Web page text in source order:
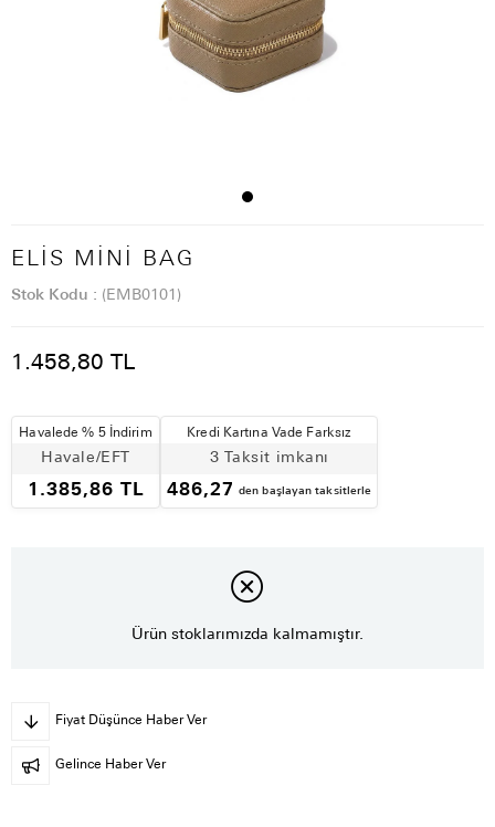
ELIS MINI BAG
Stok Kodu (EMB0101)
1.458,80 TL
Havalede % 5 İndirim
Havale/EFT
1.385,86 TL
Kredi Kartına Vade Farksız
3 Taksit imkanı
486,27 den başlayan taksitlerle
Ürün stoklarımızda kalmamıştır.
Fiyat Düşünce Haber Ver
Gelince Haber Ver